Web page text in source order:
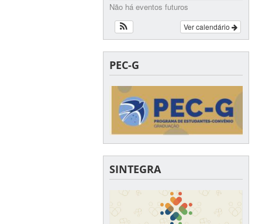
Não há eventos futuros
Ver calendário
PEC-G
SINTEGRA